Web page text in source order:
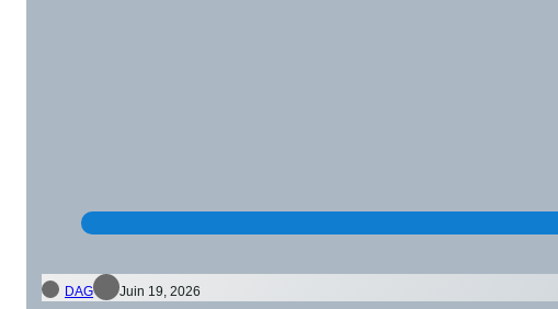
DAG Juin 19, 2026